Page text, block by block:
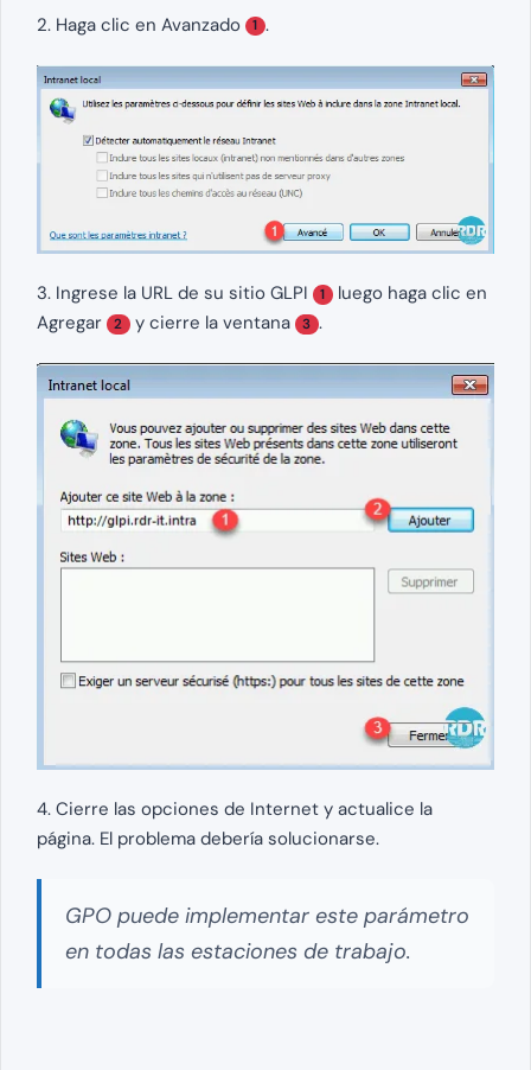
2. Haga clic en Avanzado 1 .
3. Ingrese la URL de su sitio GLPI 1 luego haga clic en
Agregar
2 y cierre la ventana 3 .
4. Cierre las opciones de Internet y actualice la
página. El problema debería solucionarse.
GPO puede implementar este parámetro
en todas las estaciones de trabajo.